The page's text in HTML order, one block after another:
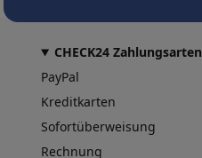
CHECK24 Zahlungsarten
PayPal
Kreditkarten
Sofortüberweisung
Rechnung